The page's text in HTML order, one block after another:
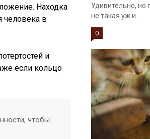
Находка
человека в
и
если кольцо
чтобы
Удивительно, но
не такая уж и...
0